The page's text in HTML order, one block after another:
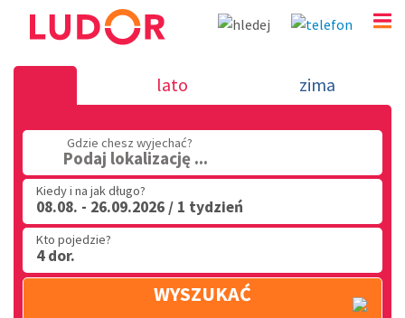
Agriturismo Corte La Sacca - Pozzolengo - Lago
(32) 720 60 56
lato zima
Gdzie chesz wyjechać?
Podaj lokalizację ...
Kiedy i na jak długo?
08.08. - 26.09.2026 / 1 tydzień
Kto pojedzie?
4 dor.
WYSZUKAĆ